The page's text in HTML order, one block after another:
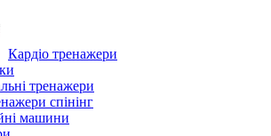
Кардіо тренажери
тренажери
спінінг
машини